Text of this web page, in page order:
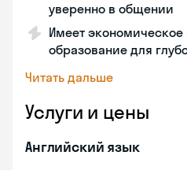
уверенно в общении
Имеет
образование для
Читать дальше
Услуги и цены
Английский язык